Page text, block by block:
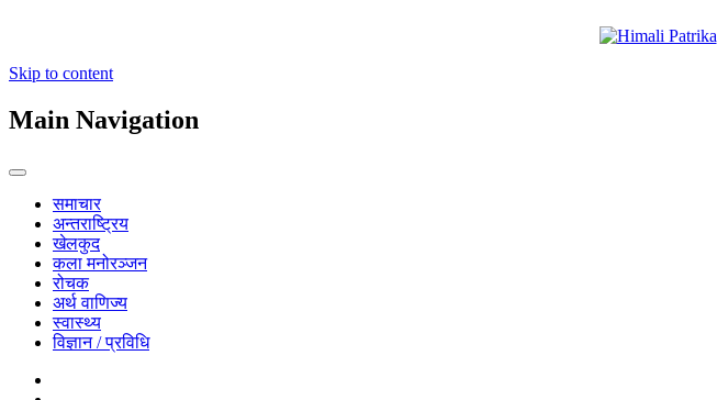
Skip to content
Main Navigation
समाचार
अन्तराष्ट्रिय
खेलकुद
कला मनोरञ्जन
रोचक
अर्थ वाणिज्य
स्वास्थ्य
विज्ञान / प्रविधि